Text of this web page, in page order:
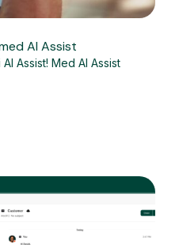
AI Assist
Assist! Med AI Assist